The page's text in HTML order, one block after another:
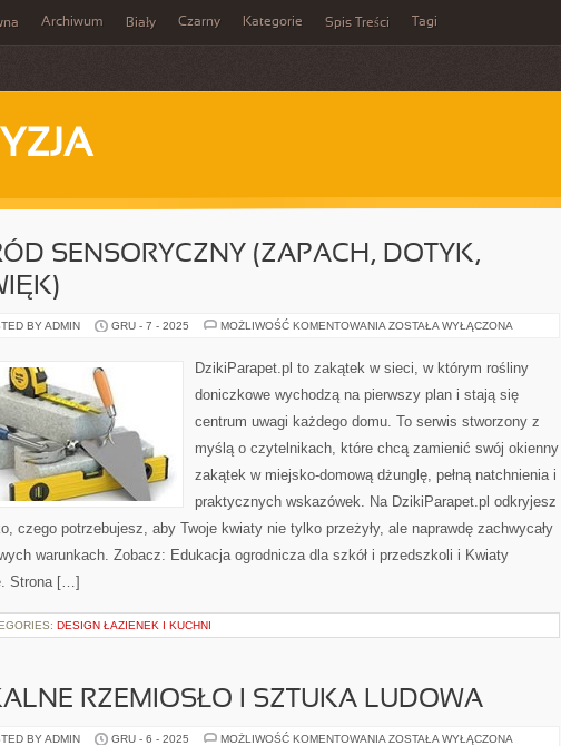
Archiwum Biały Czarny Kategorie Spis Treści Tagi
SENSORYCZNY (ZAPACH, DOTYK,
BY ADMIN GRU - 7 - 2025 MOŻLIWOŚĆ KOMENTOWANIA OGRÓD
DOTYK,
DŹWIĘK)
ZOSTAŁA WYŁĄCZONA
DzikiParapet.pl to zakątek w sieci, w którym rośliny
doniczkowe wychodzą na pierwszy plan i stają się
centrum uwagi każdego domu. To serwis stworzony z
myślą o czytelnikach, które chcą zamienić swój okienny
zakątek w miejsko-domową dżunglę, pełną natchnienia i
praktycznych wskazówek. Na DzikiParapet.pl odkryjesz
czego potrzebujesz, aby Twoje kwiaty nie tylko przeżyły, ale naprawdę zachwycały
warunkach. Zobacz: Edukacja ogrodnicza dla szkół i przedszkoli i Kwiaty
Strona […]
DESIGN ŁAZIENEK I KUCHNI
RZEMIOSŁO I SZTUKA LUDOWA
BY ADMIN GRU - 6 - 2025 MOŻLIWOŚĆ KOMENTOWANIA LOKALNE
ZOSTAŁA WYŁĄCZONA